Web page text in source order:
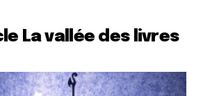
La vallée des livres